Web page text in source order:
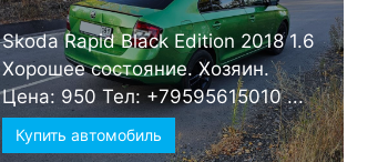
Skoda Rapid Black Edition 2018 1.6
Хорошее состояние. Хозяин.
Цена: 950 Тел: +79595615010 ...
Купить автомобиль